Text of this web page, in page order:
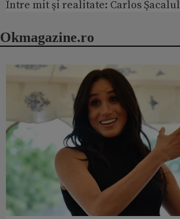
Între mit şi realitate: Carlos Şacalul
Okmagazine.ro